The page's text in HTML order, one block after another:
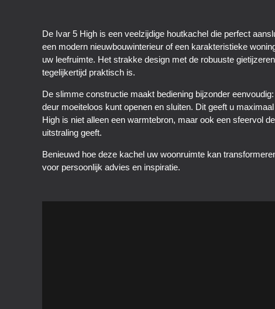
De Ivar 5 High is een veelzijdige houtkachel die perfect
een modern nieuwbouwinterieur of een karakteristieke
uw leefruimte. Het strakke design met de robuuste
tegelijkertijd praktisch is.
De slimme constructie maakt bediening bijzonder
deur moeiteloos kunt openen en sluiten. Dit geeft u
High is niet alleen een warmtebron, maar ook een sfeervol
uitstraling geeft.
Benieuwd hoe deze kachel uw woonruimte kan
voor persoonlijk advies en inspiratie.